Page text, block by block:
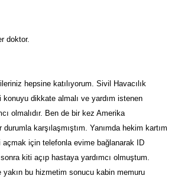
doktor.
hepsine katılıyorum. Sivil Havacılık
dikkate almalı ve yardım istenen
olmalıdır. Ben de bir kez Amerika
karşılaşmıştım. Yanımda hekim kartım
açmak için telefonla evime bağlanarak ID
kiti açıp hastaya yardımcı olmuştum.
yakın bu hizmetim sonucu kabin memuru